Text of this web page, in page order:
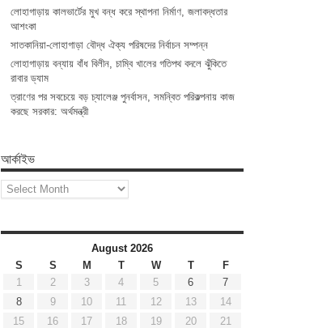
লোহাগাড়ায় কালভার্টের মুখ বন্ধ করে স্থাপনা নির্মাণ, জলাবদ্ধতার
আশংকা
সাতকানিয়া-লোহাগাড়া বৌদ্ধ ঐক্য পরিষদের নির্বাচন সম্পন্ন
লোহাগাড়ায় বন্যায় বাঁধ বিলীন, চাম্বি খালের গতিপথ বদলে ঝুঁকিতে
রাবার ড্যাম
ত্রাণের পর সবচেয়ে বড় চ্যালেঞ্জ পুনর্বাসন, সমন্বিত পরিকল্পনায় কাজ
করছে সরকার: অর্থমন্ত্রী
আর্কাইভ
আর্কাইভ
August 2026
S
S M T W T
F
1
2 3 4 5 6
7
8
9 10 11 12 13
14
15
16 17 18 19 20
21